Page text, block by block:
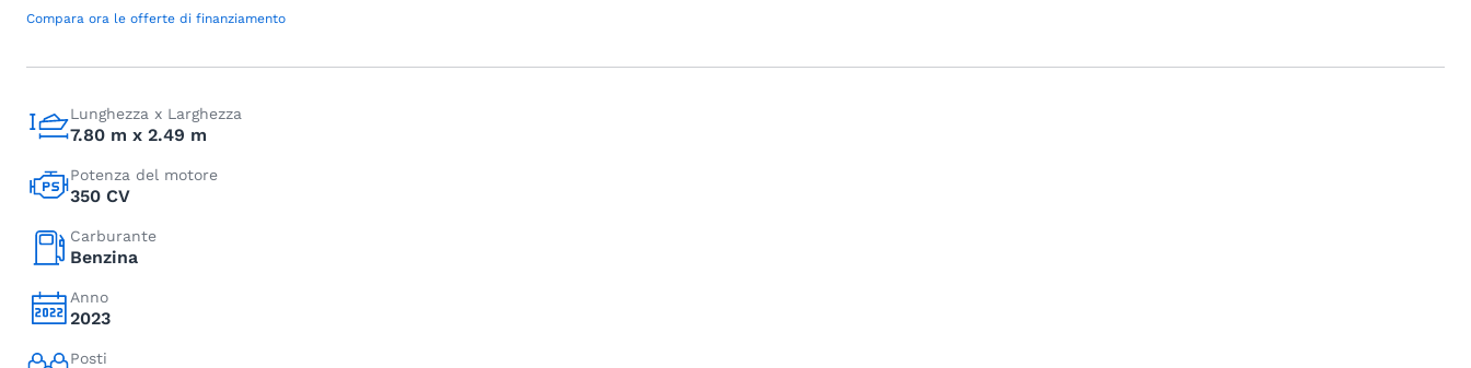
Compara ora le offerte di finanziamento
Lunghezza x Larghezza
7.80 m x 2.49 m
Potenza del motore
350 CV
Carburante
Benzina
Anno
2023
Posti